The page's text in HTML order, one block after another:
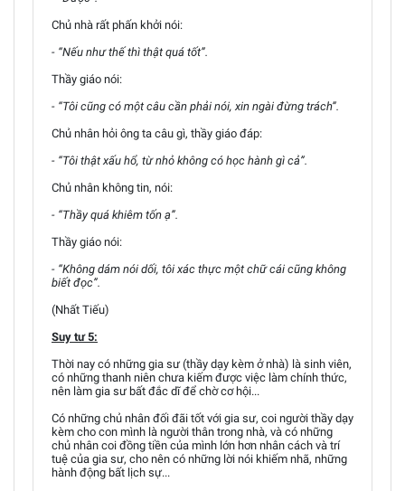
Chủ nhà rất phấn khởi nói:
- “Nếu như thế thì thật quá tốt”.
Thầy giáo nói:
- “Tôi cũng có một câu cần phải nói, xin ngài đừng trách”.
Chủ nhân hỏi ông ta câu gì, thầy giáo đáp:
- “Tôi thật xấu hổ, từ nhỏ không có học hành gì cả”.
Chủ nhân không tin, nói:
- “Thầy quá khiêm tốn ạ”.
Thầy giáo nói:
- “Không dám nói dối, tôi xác thực một chữ cái cũng không
biết đọc”.
(Nhất Tiếu)
Suy tư 5:
Thời nay có những gia sư (thầy dạy kèm ở nhà) là sinh viên,
có những thanh niên chưa kiếm được việc làm chính thức,
nên làm gia sư bất đắc dĩ để chờ cơ hội...
Có những chủ nhân đối đãi tốt với gia sư, coi người thầy dạy
kèm cho con mình là người thân trong nhà, và có những
chủ nhân coi đồng tiền của mình lớn hơn nhân cách và trí
tuệ của gia sư, cho nên có những lời nói khiếm nhã, những
hành động bất lịch sự...